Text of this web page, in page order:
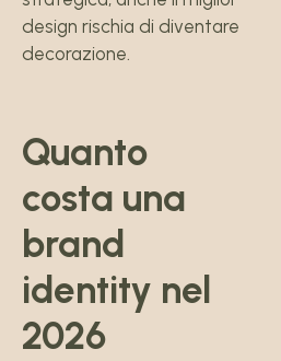
design rischia di diventare
decorazione.
Quanto
costa una
brand
identity nel
2026